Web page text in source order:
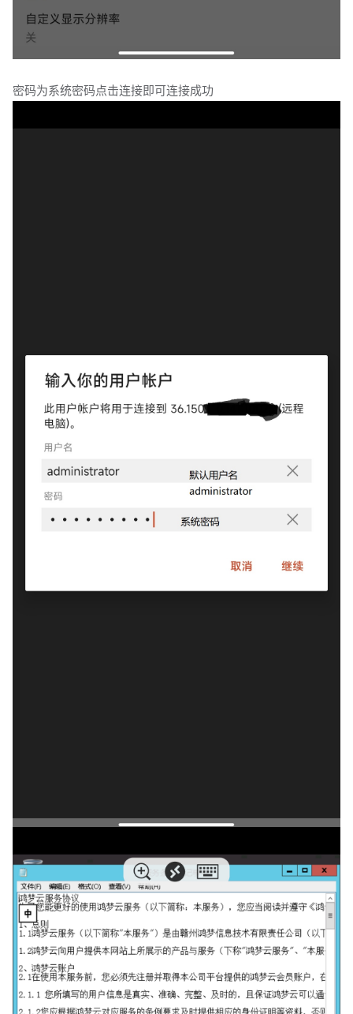
密码为系统密码点击连接即可连接成功